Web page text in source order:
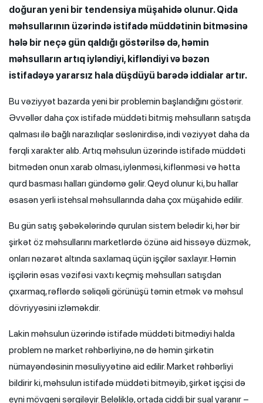
doğuran yeni bir tendensiya müşahidə olunur. Qida
məhsullarının üzərində istifadə müddətinin bitməsinə
hələ bir neçə gün qaldığı göstərilsə də, həmin
məhsulların artıq iyləndiyi, kifləndiyi və bəzən
istifadəyə yararsız hala düşdüyü barədə iddialar artır.
Bu vəziyyət bazarda yeni bir problemin başlandığını göstərir.
Əvvəllər daha çox istifadə müddəti bitmiş məhsulların satışda
qalması ilə bağlı narazılıqlar səslənirdisə, indi vəziyyət daha da
fərqli xarakter alıb. Artıq məhsulun üzərində istifadə müddəti
bitmədən onun xarab olması, iylənməsi, kiflənməsi və hətta
qurd basması halları gündəmə gəlir. Qeyd olunur ki, bu hallar
əsasən yerli istehsal məhsullarında daha çox müşahidə edilir.
Bu gün satış şəbəkələrində qurulan sistem belədir ki, hər bir
şirkət öz məhsullarını marketlərdə özünə aid hissəyə düzmək,
onları nəzarət altında saxlamaq üçün işçilər saxlayır. Həmin
işçilərin əsas vəzifəsi vaxtı keçmiş məhsulları satışdan
çıxarmaq, rəflərdə səliqəli görünüşü təmin etmək və məhsul
dövriyyəsini izləməkdir.
Lakin məhsulun üzərində istifadə müddəti bitmədiyi halda
problem nə market rəhbərliyinə, nə də həmin şirkətin
nümayəndəsinin məsuliyyətinə aid edilir. Market rəhbərliyi
bildirir ki, məhsulun istifadə müddəti bitməyib, şirkət işçisi də
eyni mövqeni sərgiləyir. Beləliklə, ortada ciddi bir sual yaranır –